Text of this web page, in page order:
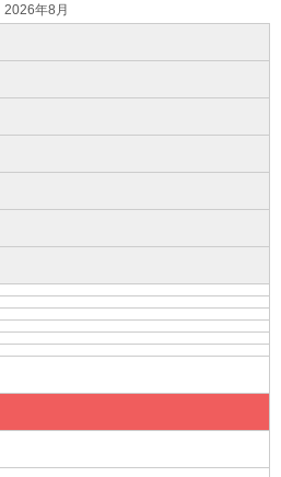
2026年8月